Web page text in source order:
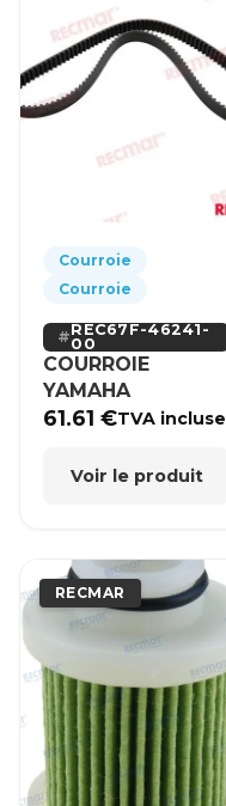
Courroie
Courroie
REC67F-46241-
00
COURROIE
YAMAHA
61.61€TVA incluse
Voir le produit
RECMAR